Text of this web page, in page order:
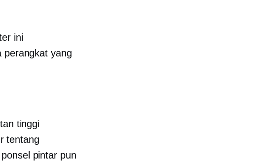
ini
perangkat yang
tinggi
tentang
pintar pun